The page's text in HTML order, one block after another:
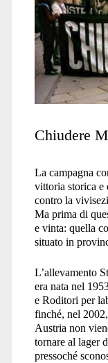
Chiudere
La campagna
vittoria storica e
contro la
Ma prima di
e vinta: quella
situato in
L’allevamento
era nata nel
e Roditori per
finché, nel
Austria non
tornare al lager
pressoché